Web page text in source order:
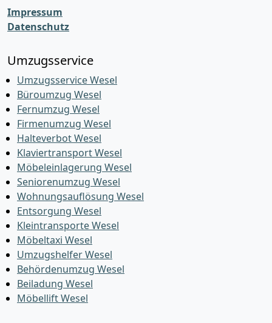
Impressum
Datenschutz
Umzugsservice
Umzugsservice Wesel
Büroumzug Wesel
Fernumzug Wesel
Firmenumzug Wesel
Halteverbot Wesel
Klaviertransport Wesel
Möbeleinlagerung Wesel
Seniorenumzug Wesel
Wohnungsauflösung Wesel
Entsorgung Wesel
Kleintransporte Wesel
Möbeltaxi Wesel
Umzugshelfer Wesel
Behördenumzug Wesel
Beiladung Wesel
Möbellift Wesel